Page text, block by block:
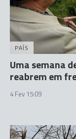
PAÍS
Uma semana
reabrem em
4 Fev 15:09